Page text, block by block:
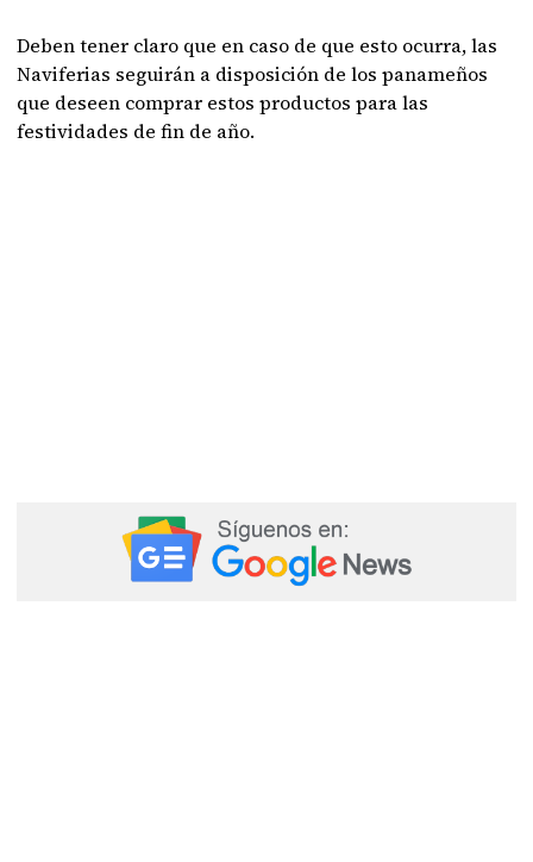
Deben tener claro que en caso de que esto ocurra, las
Naviferias seguirán a disposición de los panameños
que deseen comprar estos productos para las
festividades de fin de año.